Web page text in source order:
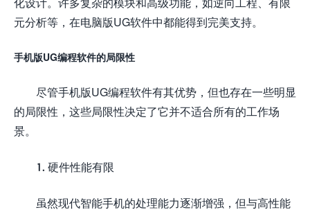
元分析等，在电脑版UG软件中都能得到完美支持。
手机版UG编程软件的局限性
尽管手机版UG编程软件有其优势，但也存在一些明显
的局限性，这些局限性决定了它并不适合所有的工作场
景。
1. 硬件性能有限
虽然现代智能手机的处理能力逐渐增强，但与高性能